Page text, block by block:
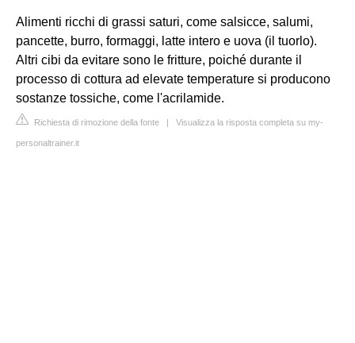
Alimenti ricchi di grassi saturi, come salsicce, salumi,
pancette, burro, formaggi, latte intero e uova (il tuorlo).
Altri cibi da evitare sono le fritture, poiché durante il
processo di cottura ad elevate temperature si producono
sostanze tossiche, come l'acrilamide.
Richiesta di rimozione della fonte | Visualizza la risposta completa su my-
personaltrainer.it